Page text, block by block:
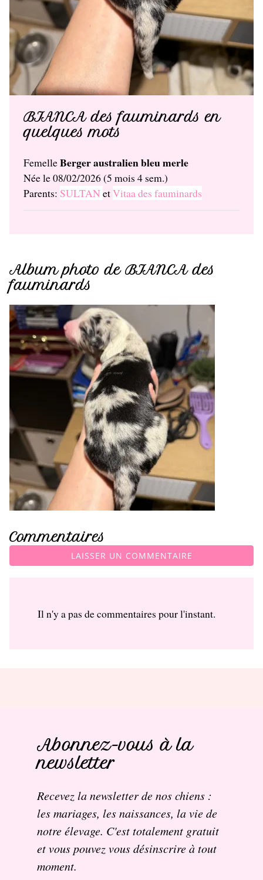
BIANCA des fauminards en
quelques mots
FemelleBerger australien bleu merle
Née le 08/02/2026 (5 mois 4 sem.)
Parents: SULTAN etVitaa des fauminards
Album photo de BIANCA des
fauminards
Commentaires
LAISSER UN COMMENTAIRE
Il n'y a pas de commentaires pour l'instant.
Abonnez-vous à la
newsletter
Recevez la newsletter de nos chiens :
les mariages, les naissances, la vie de
notre élevage. C'est totalement gratuit
et vous pouvez vous désinscrire à tout
moment.